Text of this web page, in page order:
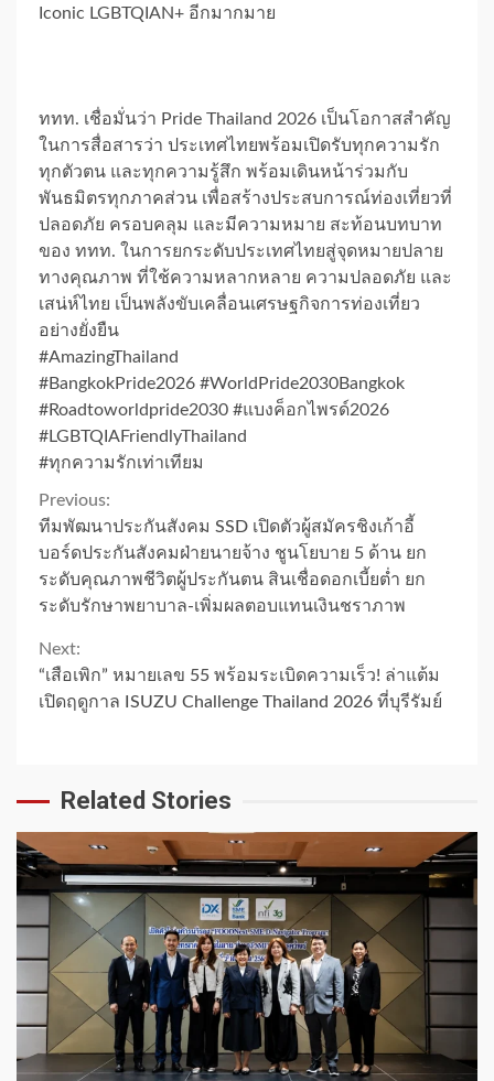
Iconic LGBTQIAN+ อีกมากมาย
ททท. เชื่อมั่นว่า Pride Thailand 2026 เป็นโอกาสสำคัญ
ในการสื่อสารว่า ประเทศไทยพร้อมเปิดรับทุกความรัก
ทุกตัวตน และทุกความรู้สึก พร้อมเดินหน้าร่วมกับ
พันธมิตรทุกภาคส่วน เพื่อสร้างประสบการณ์ท่องเที่ยวที่
ปลอดภัย ครอบคลุม และมีความหมาย สะท้อนบทบาท
ของ ททท. ในการยกระดับประเทศไทยสู่จุดหมายปลาย
ทางคุณภาพ ที่ใช้ความหลากหลาย ความปลอดภัย และ
เสน่ห์ไทย เป็นพลังขับเคลื่อนเศรษฐกิจการท่องเที่ยว
อย่างยั่งยืน
#AmazingThailand
#BangkokPride2026 #WorldPride2030Bangkok
#Roadtoworldpride2030 #แบงค็อกไพรด์2026
#LGBTQIAFriendlyThailand
#ทุกความรักเท่าเทียม
Continue
Reading
Previous:
ทีมพัฒนาประกันสังคม SSD เปิดตัวผู้สมัครชิงเก้าอี้
บอร์ดประกันสังคมฝ่ายนายจ้าง ชูนโยบาย 5 ด้าน ยก
ระดับคุณภาพชีวิตผู้ประกันตน สินเชื่อดอกเบี้ยต่ำ ยก
ระดับรักษาพยาบาล-เพิ่มผลตอบแทนเงินชราภาพ
Next:
“เสือเพิก” หมายเลข 55 พร้อมระเบิดความเร็ว! ล่าแต้ม
เปิดฤดูกาล ISUZU Challenge Thailand 2026 ที่บุรีรัมย์
Related Stories
1 min read